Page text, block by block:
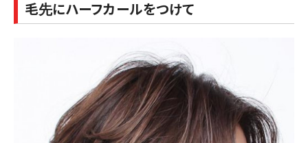
毛先にハーフカールをつけて